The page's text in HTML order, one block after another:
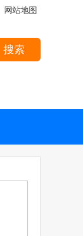
网站地图
搜索